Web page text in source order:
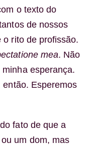
o texto do
de nossos
o rito de profissão.
mea. Não
esperança.
Esperemos
fato de que a
um dom, mas